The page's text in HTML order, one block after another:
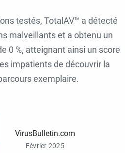
testés, TotalAV™ a détecté
malveillants et a obtenu un
0 %, atteignant ainsi un score
impatients de découvrir la
exemplaire.
VirusBulletin.com
Février 2025